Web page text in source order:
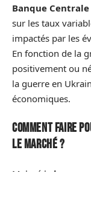
Banque
sur les taux
impactés par les
En fonction de la
positivement ou
la guerre en
économiques.
Comment faire
le marché ?
Malgré la hausse